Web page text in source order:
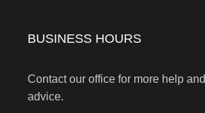
BUSINESS HOURS
Contact our office for more help and
advice.